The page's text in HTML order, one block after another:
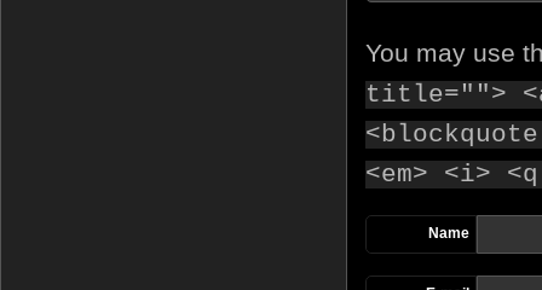
You may use
title="">
<em> <i>
Name